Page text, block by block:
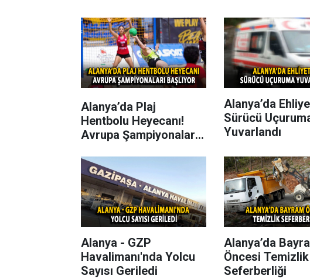
Alanya’da Plaj
Hentbolu Heyecanı!
Avrupa Şampiyonaları
Alanya’da
Sürücü
Yuvarlandı
Alanya - GZP
Havalimanı'nda Yolcu
Sayısı Geriledi
Alanya’da
Öncesi Temizlik
Seferberliği